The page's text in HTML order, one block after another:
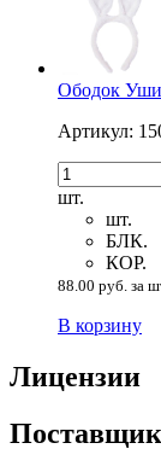
Ободок Уши
Артикул:
шт.
шт.
БЛК.
КОР.
88.00 руб. за
В корзину
Лицензии